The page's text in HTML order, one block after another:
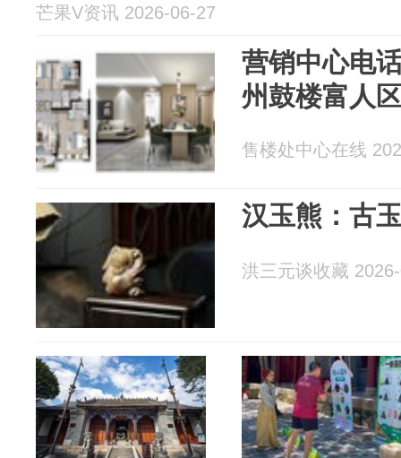
芒果V资讯 2026-06-27
营销中心电
州鼓楼富人
售楼处中心在线
汉玉熊：古
洪三元谈收藏